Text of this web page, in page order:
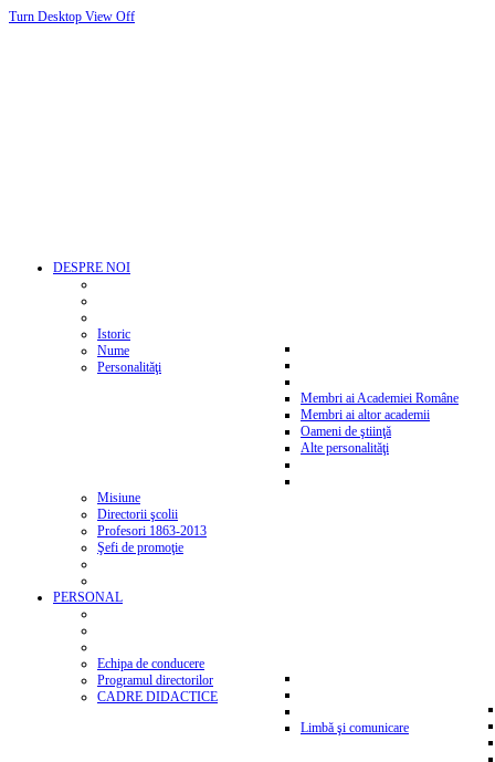
Turn Desktop View Off
DESPRE NOI
Istoric
Nume
Personalităţi
Membri ai Academiei Române
Membri ai altor academii
Oameni de ştiinţă
Alte personalităţi
Misiune
Directorii şcolii
Profesori 1863-2013
Şefi de promoţie
PERSONAL
Echipa de conducere
Programul directorilor
CADRE DIDACTICE
Limbă şi comunicare